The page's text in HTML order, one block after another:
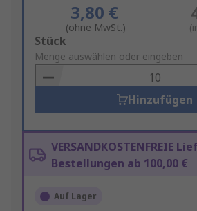
3,80 €
(ohne MwSt.)
Add
to
Basket
Stück
Menge auswählen oder eingeben
Hinzufügen
VERSANDKOSTENFREIE
Bestellungen ab 100,00 €
Auf Lager